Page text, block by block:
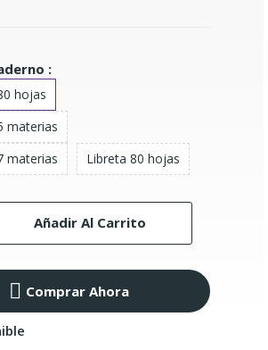
:
hojas
materias
materias
Libreta 80 hojas
Añadir Al Carrito
Comprar Ahora